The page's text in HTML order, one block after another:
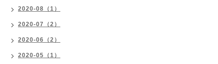
2020-08（1）
2020-07（2）
2020-06（2）
2020-05（1）